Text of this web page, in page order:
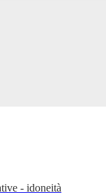
- idoneità